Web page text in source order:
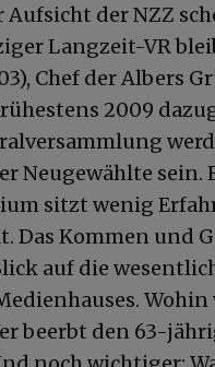
Aufsicht der NZZ
Langzeit-VR
Chef der Albers
2009
Neugewählte sein.
sitzt wenig
Das Kommen und
auf die
beerbt den 63-